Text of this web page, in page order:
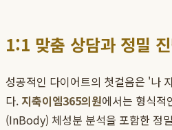
1:1 맞춤 상담과 정밀
성공적인 다이어트의 첫걸음은 '나
다. 지축이엠365의원에서는 형식적
(InBody) 체성분 분석을 포함한 정